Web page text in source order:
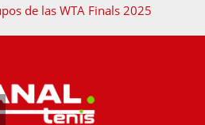
de las WTA Finals 2025